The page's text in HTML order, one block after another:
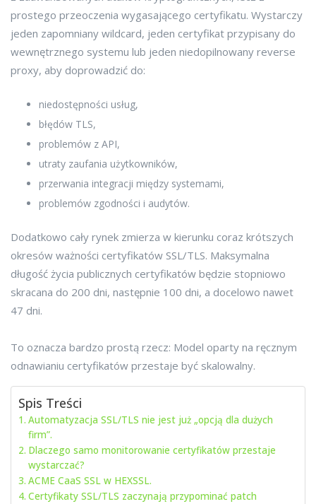
prostego przeoczenia wygasającego certyfikatu. Wystarczy
jeden zapomniany wildcard, jeden certyfikat przypisany do
wewnętrznego systemu lub jeden niedopilnowany reverse
proxy, aby doprowadzić do:
niedostępności usług,
błędów TLS,
problemów z API,
utraty zaufania użytkowników,
przerwania integracji między systemami,
problemów zgodności i audytów.
Dodatkowo cały rynek zmierza w kierunku coraz krótszych
okresów ważności certyfikatów SSL/TLS. Maksymalna
długość życia publicznych certyfikatów będzie stopniowo
skracana do 200 dni, następnie 100 dni, a docelowo nawet
47 dni.
To oznacza bardzo prostą rzecz: Model oparty na ręcznym
odnawianiu certyfikatów przestaje być skalowalny.
Spis Treści
Automatyzacja SSL/TLS nie jest już „opcją dla dużych
firm”.
Dlaczego samo monitorowanie certyfikatów przestaje
wystarczać?
ACME CaaS SSL w HEXSSL.
Certyfikaty SSL/TLS zaczynają przypominać patch